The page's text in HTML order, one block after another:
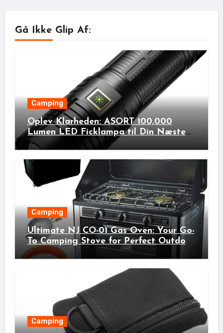
Gå Ikke Glip Af:
Camping
Oplev Klarheden: ASORT 100,000
Lumen LED Ficklampa til Din Næste
Udendørs Eventyr!
Camping
Ultimate NJ CO-01 Gas Oven: Your Go-
To Camping Stove for Perfect Outdoor
Cooking!
Camping